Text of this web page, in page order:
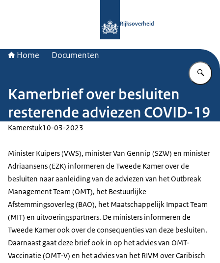
Rijksoverheid
Home Documenten
Kamerbrief over besluiten
resterende adviezen COVID-19
Kamerstuk10-03-2023
Minister Kuipers (VWS), minister Van Gennip (SZW) en minister
Adriaansens (EZK) informeren de Tweede Kamer over de
besluiten naar aanleiding van de adviezen van het Outbreak
Management Team (OMT), het Bestuurlijke
Afstemmingsoverleg (BAO), het Maatschappelijk Impact Team
(MIT) en uitvoeringspartners. De ministers informeren de
Tweede Kamer ook over de consequenties van deze besluiten.
Daarnaast gaat deze brief ook in op het advies van OMT-
Vaccinatie (OMT-V) en het advies van het RIVM over Caribisch